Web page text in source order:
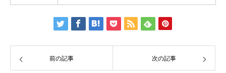
前の記事 次の記事